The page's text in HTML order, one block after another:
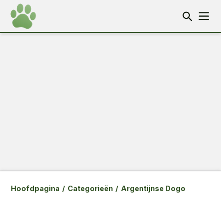
Hoofdpagina / Categorieën / Argentijnse Dogo